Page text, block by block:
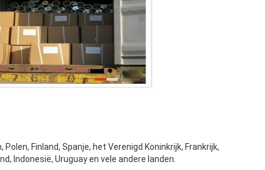
Finland, Spanje, het Verenigd Koninkrijk, Frankrijk,
Indonesië, Uruguay en vele andere landen.